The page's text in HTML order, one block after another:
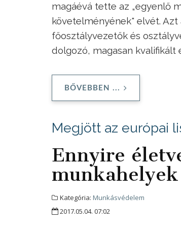
magáévá tette az „egyenlő
követelményének" elvét.
főosztályvezetők és
dolgozó, magasan
BŐVEBBEN ...
Megjött az európai
Ennyire
munkahelyek
Kategória: Munkásvédelem
2017.05.04. 07:02